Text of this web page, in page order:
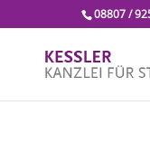
08807 /